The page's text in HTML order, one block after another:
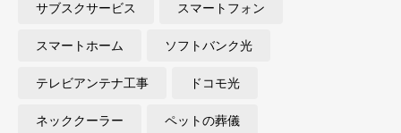
サブスクサービス スマートフォン
スマートホーム ソフトバンク光
テレビアンテナ工事 ドコモ光
ネッククーラー ペットの葬儀